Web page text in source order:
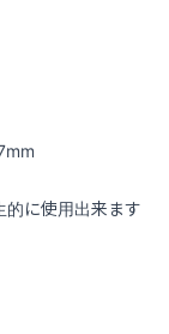
的に使用出来ます